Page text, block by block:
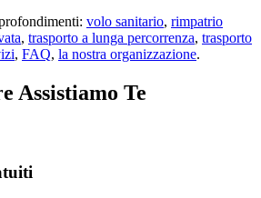
volo sanitario, rimpatrio
, trasporto a lunga percorrenza, trasporto
, FAQ, la nostra organizzazione.
Assistiamo Te